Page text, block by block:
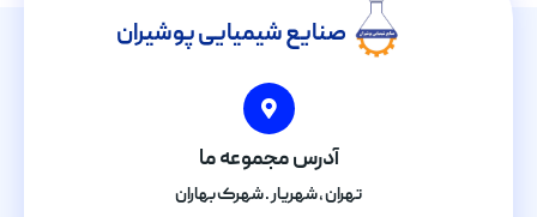
صنایع شیمیایی پوشیران
آدرس مجموعه ما
تهران , شهریار . شهرک بهاران